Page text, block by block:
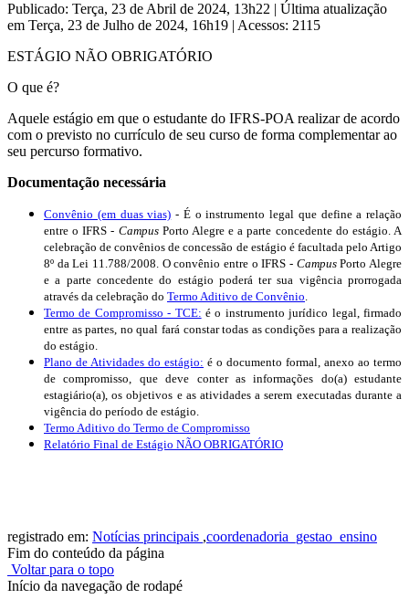
Publicado: Terça, 23 de Abril de 2024, 13h22 | Última atualização
em Terça, 23 de Julho de 2024, 16h19 | Acessos: 2115
ESTÁGIO NÃO OBRIGATÓRIO
O que é?
Aquele estágio em que o estudante do IFRS-POA realizar de acordo
com o previsto no currículo de seu curso de forma complementar ao
seu percurso formativo.
Documentação necessária
Convênio (em duas vias) - É o instrumento legal que define a relação
entre o IFRS - CampusPorto Alegre e a parte concedente do estágio. A
celebração de convênios de concessão de estágio é facultada pelo Artigo
8º da Lei 11.788/2008. O convênio entre o IFRS - CampusPorto Alegre
e a parte concedente do estágio poderá ter sua vigência prorrogada
através da celebração do Termo Aditivo de Convênio.
Termo de Compromisso - TCE: é o instrumento jurídico legal, firmado
entre as partes, no qual fará constar todas as condições para a realização
do estágio.
Plano de Atividades do estágio: é o documento formal, anexo ao termo
de compromisso, que deve conter as informações do(a) estudante
estagiário(a), os objetivos e as atividades a serem executadas durante a
vigência do período de estágio.
Termo Aditivo do Termo de Compromisso
Relatório Final de Estágio NÃO OBRIGATÓRIO
registrado em: Notícias principais ,coordenadoria_gestao_ensino
Fim do conteúdo da página
Voltar para o topo
Início da navegação de rodapé